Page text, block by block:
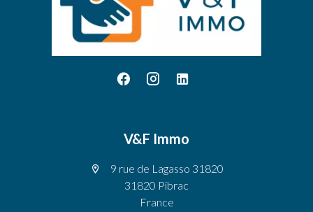
V&F Immo
9 rue de Lagasso 31820
31820 Pibrac
France